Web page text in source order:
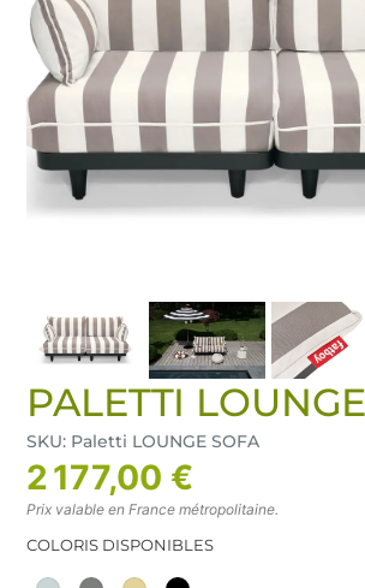
PALETTI
SKU: Paletti LOUNGE SOFA
2 177,00 €
Prix valable en France métropolitaine.
COLORIS DISPONIBLES